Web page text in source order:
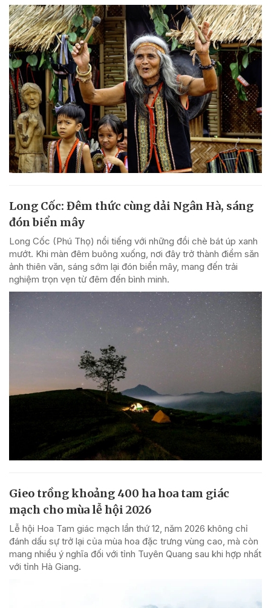
Long Cốc: Đêm thức cùng dải Ngân Hà, sáng
đón biển mây
Long Cốc (Phú Thọ) nổi tiếng với những đồi chè bát úp xanh
mướt. Khi màn đêm buông xuống, nơi đây trở thành điểm săn
ảnh thiên văn, sáng sớm lại đón biển mây, mang đến trải
nghiệm trọn vẹn từ đêm đến bình minh.
Gieo trồng khoảng 400 ha hoa tam giác
mạch cho mùa lễ hội 2026
Lễ hội Hoa Tam giác mạch lần thứ 12, năm 2026 không chỉ
đánh dấu sự trở lại của mùa hoa đặc trưng vùng cao, mà còn
mang nhiều ý nghĩa đối với tỉnh Tuyên Quang sau khi hợp nhất
với tỉnh Hà Giang.